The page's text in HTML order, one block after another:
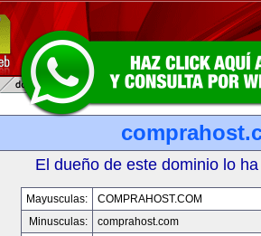
El dueño de este dominio lo
Mayusculas:
COMPRAHOST.COM
Minusculas:
comprahost.com